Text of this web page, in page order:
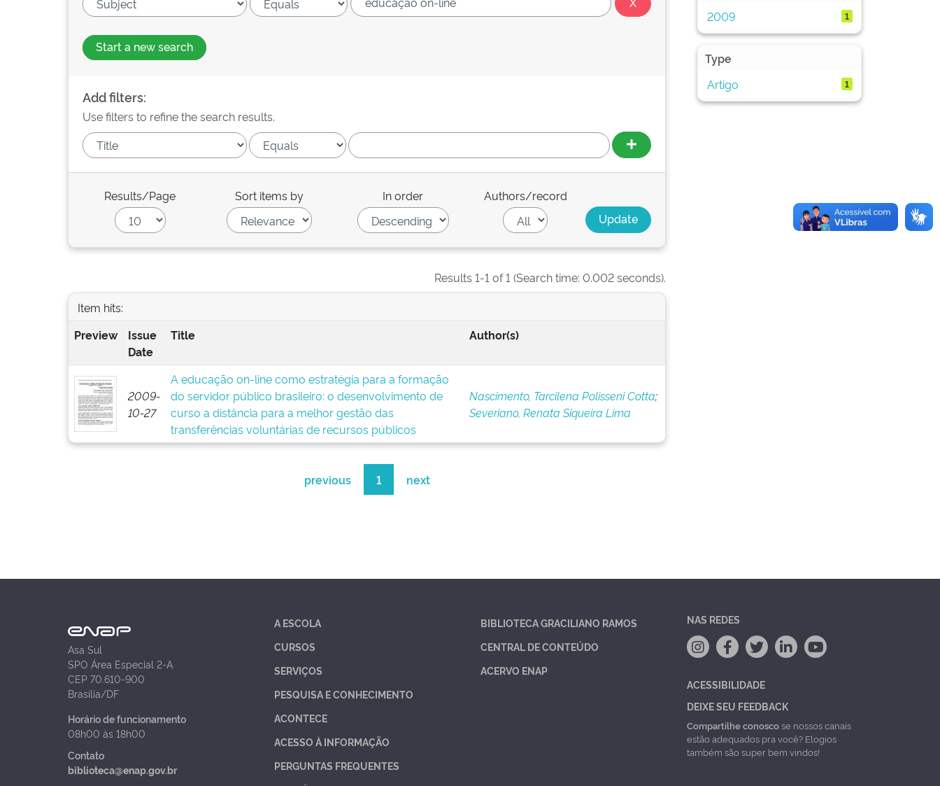
Start a new search
Add filters:
Use filters to refine the search results.
Results/Page Sort items by In order Authors/record
Results 1-1 of 1 (Search time: 0.002 seconds).
Item hits:
Preview
Issue
Date
Title Author(s)
2009-
10-27
A educação on-line como estratégia para a formação
do servidor público brasileiro: o desenvolvimento de
curso a distância para a melhor gestão das
transferências voluntárias de recursos públicos
Nascimento, Tarcilena Polisseni Cotta;
Severiano, Renata Siqueira Lima
previous 1 next
2009
1
Type
Artigo
1
Asa Sul
SPO Área Especial 2-A
CEP 70.610-900
Brasília/DF
Horário de funcionamento
08h00 às 18h00
Contato
biblioteca@enap.gov.br
A ESCOLA
CURSOS
SERVIÇOS
PESQUISA E CONHECIMENTO
ACONTECE
ACESSO À INFORMAÇÃO
PERGUNTAS FREQUENTES
BIBLIOTECA GRACILIANO RAMOS
CENTRAL DE CONTEÚDO
ACERVO ENAP
NAS REDES
ACESSIBILIDADE
DEIXE SEU FEEDBACK
Compartilhe conoscose nossos canais
estão adequados pra você? Elogios
também são super bem vindos!